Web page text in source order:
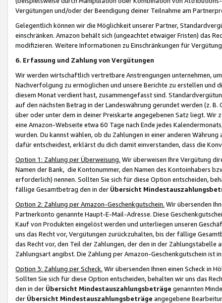
Vergütungen und/oder der Beendigung deiner Teilnahme am
Gelegentlich können wir die Möglichkeit unserer Partner,
einschränken. Amazon behält sich (ungeachtet etwaiger Fristen) das
modifizieren. Weitere Informationen zu Einschränkungen für
6. Erfassung und Zahlung von Vergütungen
Wir werden wirtschaftlich vertretbare Anstrengungen unternehmen,
Nachverfolgung zu ermöglichen und unsere Berichte zu erstellen und
diesem Monat verdient hast, zusammengefasst sind.
auf den nächsten Betrag in der Landeswährung gerundet werden (z.
über oder unter dem in deiner Preiskarte angegebenen Satz liegt.
eine Amazon-Webseite etwa 60 Tage nach Ende jedes
wurden. Du kannst wählen, ob du Zahlungen in einer anderen
dafür entscheidest, erklärst du dich damit einverstanden, dass die
Option 1: Zahlung per Überweisung. Wir überweisen Ihre Vergütung
Namen der Bank, die Kontonummer, den Namen des Kontoinhabers
erforderlich) nennen. Sollten Sie sich für diese Option entscheiden,
fällige Gesamtbetrag den in der Übersicht
Option 2: Zahlung per Amazon-Geschenkgutschein. Wir übersenden
Partnerkonto genannte Haupt-E-Mail-Adresse. Diese
Kauf von Produkten eingelöst werden und unterliegen unseren
uns das Recht vor, Vergütungen zurückzuhalten, bis der fällige
das Recht vor, den Teil der Zahlungen, der den in der
Zahlungsart angibst. Die Zahlung per Amazon-Geschenkgutschein ist
Option 3: Zahlung per Scheck. Wir übersenden Ihnen einen Scheck in
Sollten Sie sich für diese Option entscheiden, behalten wir uns das
den in der Übersicht Mindestauszahlungsbeträge genannten
der Übersicht Mindestauszahlungsbeträge angegebene